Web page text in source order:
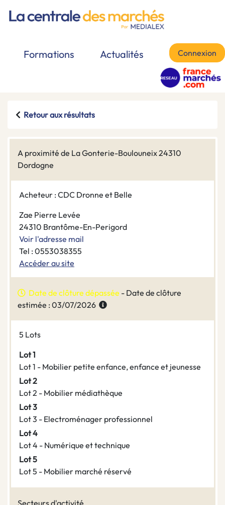
Formations Actualités Connexion
Retour aux résultats
A proximité de La Gonterie-Boulouneix 24310
Dordogne
Acheteur : CDC Dronne et Belle
Zae Pierre Levée
24310 Brantôme-En-Perigord
Voir l'adresse mail
Tel : 0553038355
Accéder au site
Date de clôture dépassée - Date de clôture
estimée : 03/07/2026
5 Lots
Lot 1
Lot 1 - Mobilier petite enfance, enfance et jeunesse
Lot 2
Lot 2 - Mobilier médiathèque
Lot 3
Lot 3 - Electroménager professionnel
Lot 4
Lot 4 - Numérique et technique
Lot 5
Lot 5 - Mobilier marché réservé